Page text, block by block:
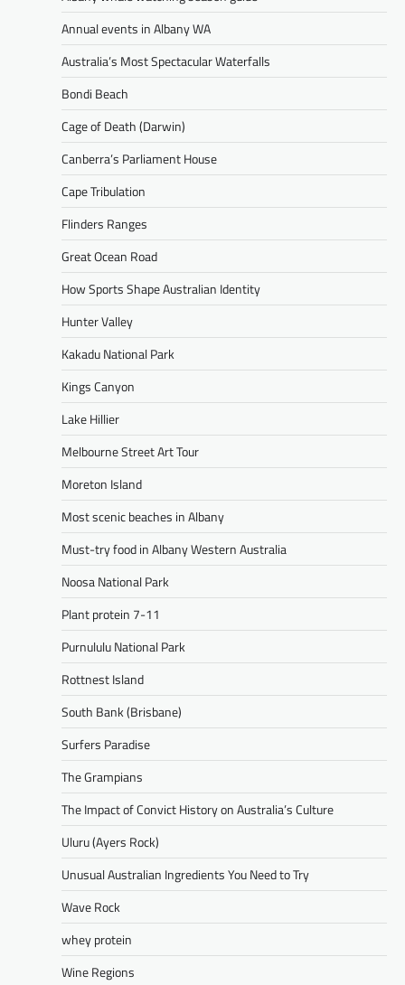
Annual events in Albany WA
Australia’s Most Spectacular Waterfalls
Bondi Beach
Cage of Death (Darwin)
Canberra’s Parliament House
Cape Tribulation
Flinders Ranges
Great Ocean Road
How Sports Shape Australian Identity
Hunter Valley
Kakadu National Park
Kings Canyon
Lake Hillier
Melbourne Street Art Tour
Moreton Island
Most scenic beaches in Albany
Must-try food in Albany Western Australia
Noosa National Park
Plant protein 7-11
Purnululu National Park
Rottnest Island
South Bank (Brisbane)
Surfers Paradise
The Grampians
The Impact of Convict History on Australia’s Culture
Uluru (Ayers Rock)
Unusual Australian Ingredients You Need to Try
Wave Rock
whey protein
Wine Regions